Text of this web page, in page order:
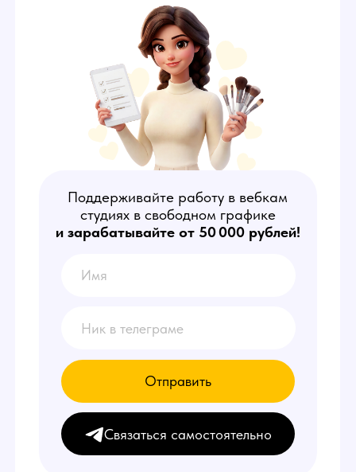
Поддерживайте работу в вебкам
студиях в свободном графике
и зарабатывайте от 50 000 рублей!
Отправить
Связаться самостоятельно
КТО ТАКИЕ
АДМИНИСТРАТОРЫ
ВЕБКАМ СТУДИЙ?